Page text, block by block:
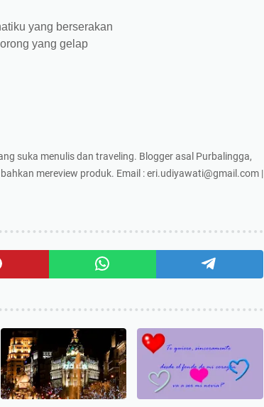
yang berserakan
yang gelap
suka menulis dan traveling. Blogger asal Purbalingga,
mereview produk. Email : eri.udiyawati@gmail.com |